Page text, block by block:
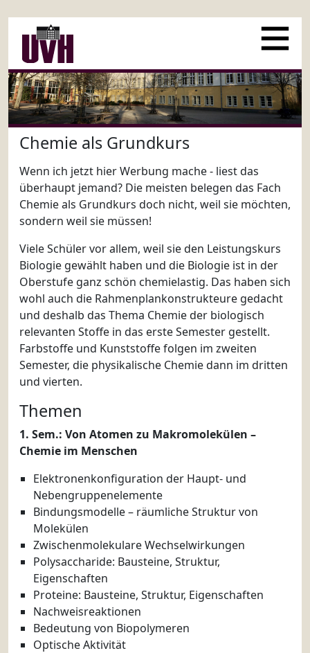
Chemie als Grundkurs
Wenn ich jetzt hier Werbung mache - liest das
überhaupt jemand? Die meisten belegen das Fach
Chemie als Grundkurs doch nicht, weil sie möchten,
sondern weil sie müssen!
Viele Schüler vor allem, weil sie den Leistungskurs
Biologie gewählt haben und die Biologie ist in der
Oberstufe ganz schön chemielastig. Das haben sich
wohl auch die Rahmenplankonstrukteure gedacht
und deshalb das Thema Chemie der biologisch
relevanten Stoffe in das erste Semester gestellt.
Farbstoffe und Kunststoffe folgen im zweiten
Semester, die physikalische Chemie dann im dritten
und vierten.
Themen
1. Sem.: Von Atomen zu Makromolekülen –
Chemie im Menschen
Elektronenkonfiguration der Haupt- und
Nebengruppenelemente
Bindungsmodelle – räumliche Struktur von
Molekülen
Zwischenmolekulare Wechselwirkungen
Polysaccharide: Bausteine, Struktur,
Eigenschaften
Proteine: Bausteine, Struktur, Eigenschaften
Nachweisreaktionen
Bedeutung von Biopolymeren
Optische Aktivität